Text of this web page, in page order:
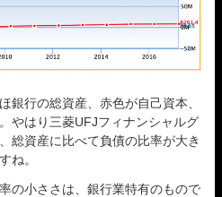
銀行の総資産、赤色が自己資本、
やはり三菱UFJフィナンシャルグ
総資産に比べて負債の比率が大き
ね。
の小ささは、銀行業特有のもので